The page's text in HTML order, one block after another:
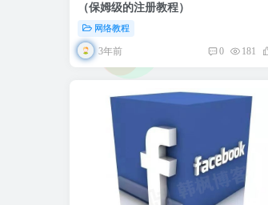
（保姆级的注册教程）
网络教程
3年前 0 181